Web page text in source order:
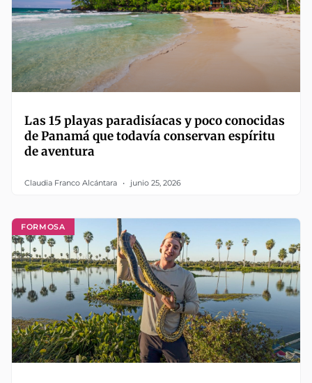
Las 15 playas paradisíacas y poco conocidas
de Panamá que todavía conservan espíritu
de aventura
Claudia Franco Alcántara junio 25, 2026
FORMOSA